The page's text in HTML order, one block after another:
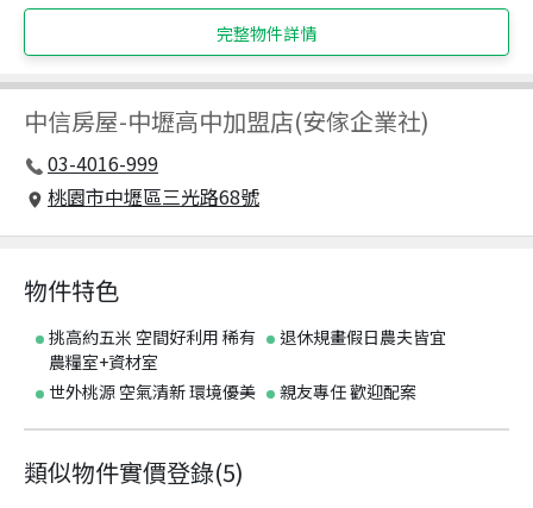
完整物件詳情
中信房屋-中壢高中加盟店(安傢企業社)
03-4016-999
桃園市中壢區三光路68號
物件特色
挑高約五米 空間好利用 稀有
農糧室+資材室
退休規畫假日農夫皆宜
世外桃源 空氣清新 環境優美 親友專任 歡迎配案
類似物件實價登錄(5)